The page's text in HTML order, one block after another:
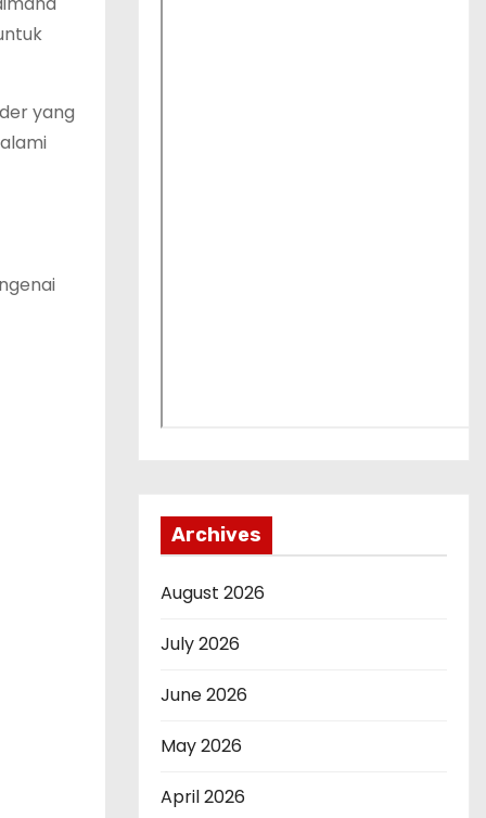
yang
Archives
August 2026
July 2026
June 2026
May 2026
April 2026